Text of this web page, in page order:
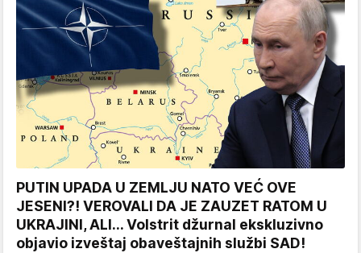
PUTIN UPADA U ZEMLJU NATO VEĆ OVE
JESENI?! VEROVALI DA JE ZAUZET RATOM U
UKRAJINI, ALI... Volstrit džurnal ekskluzivno
objavio izveštaj obaveštajnih službi SAD!